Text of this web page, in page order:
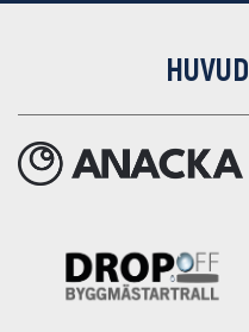
HUVUD